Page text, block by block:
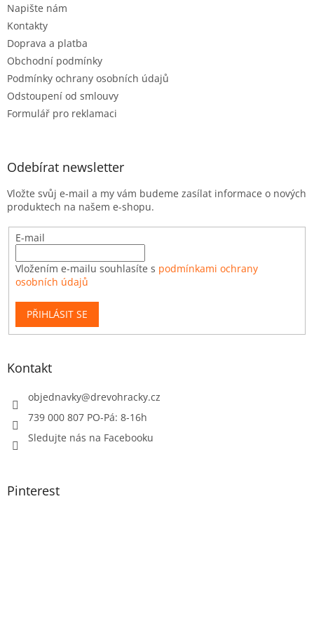
Napište nám
Kontakty
Doprava a platba
Obchodní podmínky
Podmínky ochrany osobních údajů
Odstoupení od smlouvy
Formulář pro reklamaci
Odebírat newsletter
Vložte svůj e-mail a my vám budeme zasílat informace o nových
produktech na našem e-shopu.
E-mail
Vložením e-mailu souhlasíte s podmínkami ochrany
osobních údajů
PŘIHLÁSIT SE
Kontakt
objednavky@drevohracky.cz
739 000 807 PO-Pá: 8-16h
Sledujte nás na Facebooku
Pinterest